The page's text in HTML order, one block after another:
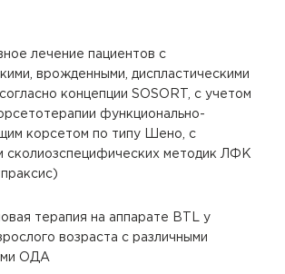
лечение пациентов с
врожденными, диспластическими
концепции SOSORT, с учетом
функционально-
корсетом по типу Шено, с
сколиозспецифических методик ЛФК
терапия на аппарате BTL у
возраста с различными
ОДА
и купитьВернуться к оформлению
Сменить аккаунт
код
Отправить
на этом компьютере
на этом компьютере
что я ознакомлен и согласен с
в отношении обработки персональных
Отправить
что я ознакомлен и согласен с
в отношении обработки персональных